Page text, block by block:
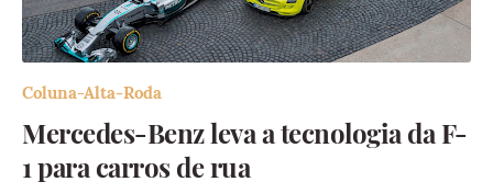
Coluna-Alta-Roda
Mercedes-Benz leva a tecnologia da F-
1 para carros de rua